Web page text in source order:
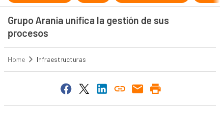
Grupo Arania unifica la gestión de sus
procesos
Home Infraestructuras